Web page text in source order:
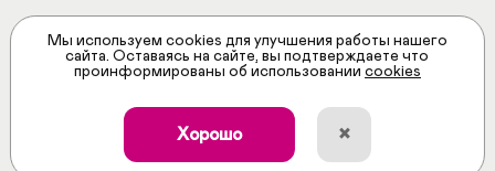
Принимаем к оплате
Мы используем cookies для улучшения работы нашего
сайта. Оставаясь на сайте, вы подтверждаете что
проинформированы об использовании cookies
Хорошо ×